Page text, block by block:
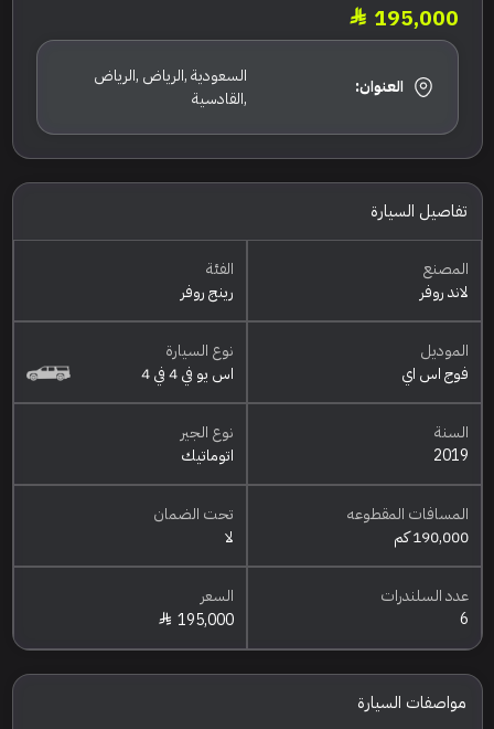
195,000
العنوان:
السعودية ,الرياض ,الرياض
,القادسية
تفاصيل السيارة
المصنع
لاند روفر
الفئة
رينج روفر
الموديل
فوج اس اي
نوع السيارة
اس يو في 4 في 4
السنة
2019
نوع الجير
اتوماتيك
المسافات المقطوعه
190,000 كم
تحت الضمان
لا
عدد السلندرات
6
السعر
195,000
مواصفات السيارة